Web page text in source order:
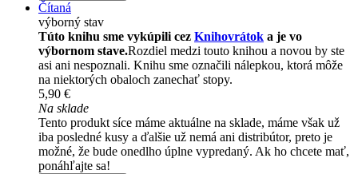
Čítaná
výborný stav
Túto knihu sme vykúpili cez Knihovrátok a je vo
výbornom stave.Rozdiel medzi touto knihou a novou by ste
asi ani nespoznali. Knihu sme označili nálepkou, ktorá môže
na niektorých obaloch zanechať stopy.
5,90 €
Na sklade
Tento produkt síce máme aktuálne na sklade, máme však už
iba posledné kusy a ďalšie už nemá ani distribútor, preto je
možné, že bude onedlho úplne vypredaný. Ak ho chcete mať,
ponáhľajte sa!